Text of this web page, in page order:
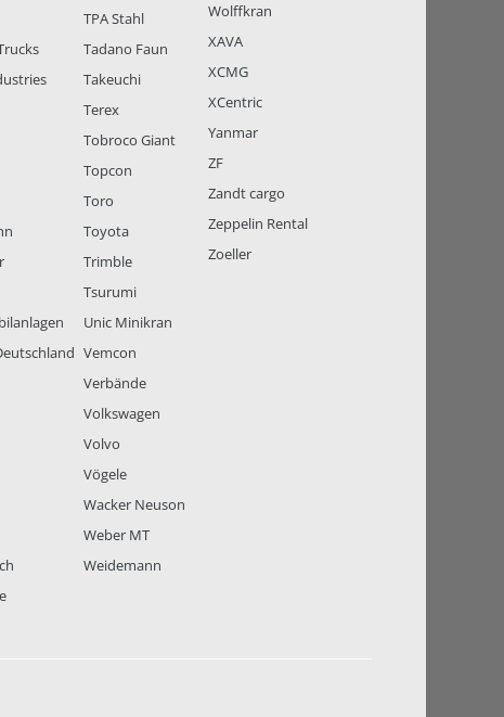
TPA Stahl
Tadano Faun
Takeuchi
Terex
Tobroco Giant
Topcon
Toro
Toyota
Trimble
Tsurumi
Unic Minikran
Vemcon
Verbände
Volkswagen
Volvo
Vögele
Wacker Neuson
Weber MT
Weidemann
Wolffkran
XAVA
XCMG
XCentric
Yanmar
ZF
Zandt cargo
Zeppelin Rental
Zoeller